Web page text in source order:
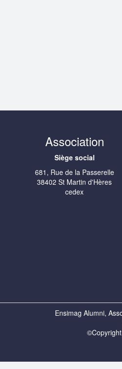
Association
Siège social
681, Rue de la Passerelle
38402 St Martin d'Hères
cedex
Ensimag Alumni,